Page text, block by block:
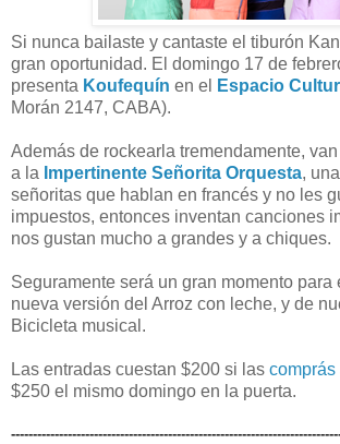
Si nunca bailaste y cantaste el tiburón
gran oportunidad. El domingo 17 de
presenta Koufequín en el Espacio
Morán 2147, CABA).
Además de rockearla tremendamente,
a la Impertinente Señorita Orquesta,
señoritas que hablan en francés y no les
impuestos, entonces inventan canciones
nos gustan mucho a grandes y a chiques.
Seguramente será un gran momento para
nueva versión del Arroz con leche, y de
Bicicleta musical.
Las entradas cuestan $200 si las comprás
$250 el mismo domingo en la puerta.